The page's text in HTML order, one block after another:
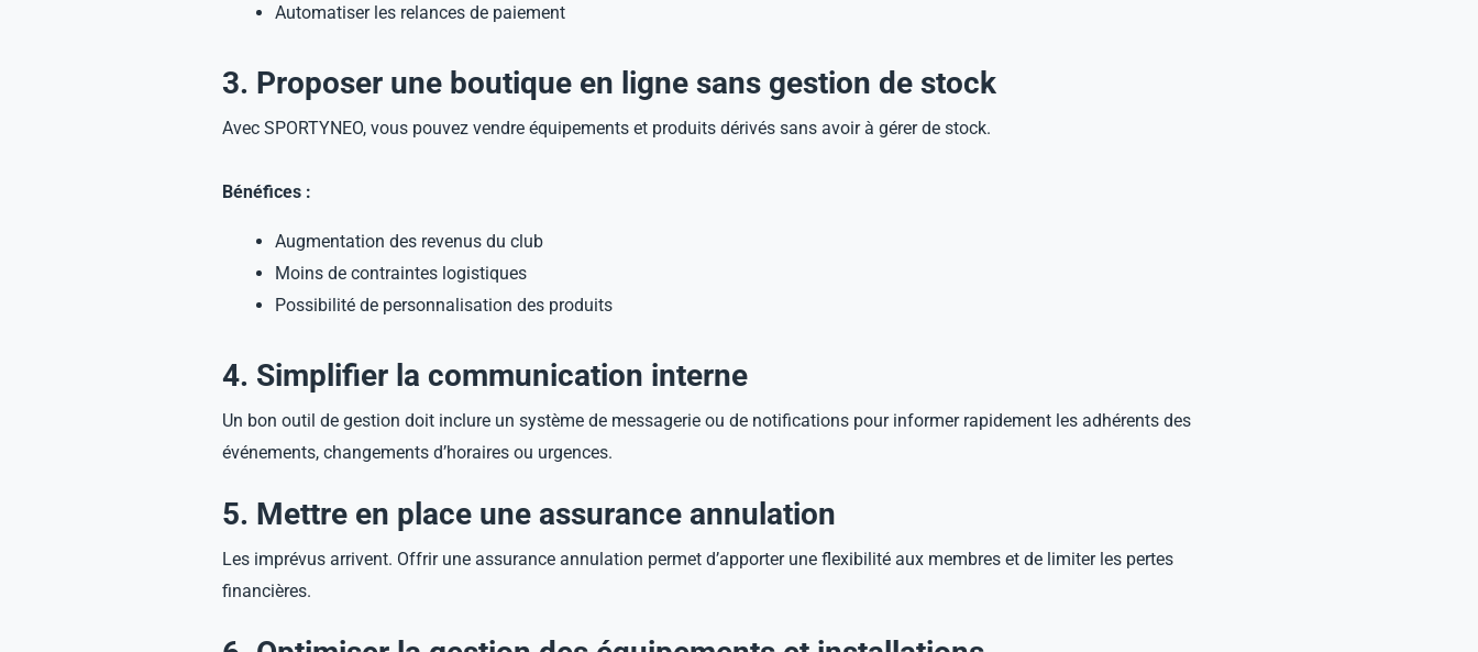
Automatiser les relances de paiement
3. Proposer une boutique en ligne sans gestion de stock
Avec SPORTYNEO, vous pouvez vendre équipements et produits dérivés sans avoir à gérer de stock.
Bénéfices :
Augmentation des revenus du club
Moins de contraintes logistiques
Possibilité de personnalisation des produits
4. Simplifier la communication interne
Un bon outil de gestion doit inclure un système de messagerie ou de notifications pour informer rapidement les adhérents des
événements, changements d’horaires ou urgences.
5. Mettre en place une assurance annulation
Les imprévus arrivent. Offrir une assurance annulation permet d’apporter une flexibilité aux membres et de limiter les pertes
financières.